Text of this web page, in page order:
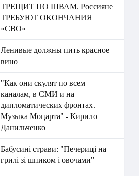
ТРЕЩИТ ПО ШВАМ. Россияне
ТРЕБУЮТ ОКОНЧАНИЯ
«СВО»
Ленивые должны пить красное
вино
"Как они скулят по всем
каналам, в СМИ и на
дипломатических фронтах.
Музыка Моцарта" - Кирило
Данильченко
Бабусині страви: "Печериці на
грилі зі шпиком і овочами"